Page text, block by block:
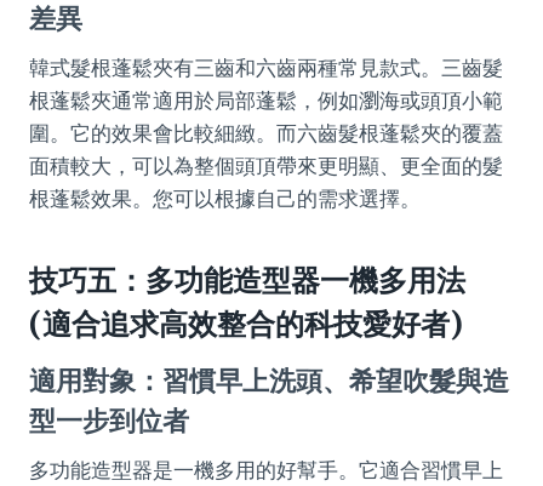
差異
韓式髮根蓬鬆夾有三齒和六齒兩種常見款式。三齒髮
根蓬鬆夾通常適用於局部蓬鬆，例如瀏海或頭頂小範
圍。它的效果會比較細緻。而六齒髮根蓬鬆夾的覆蓋
面積較大，可以為整個頭頂帶來更明顯、更全面的髮
根蓬鬆效果。您可以根據自己的需求選擇。
技巧五：多功能造型器一機多用法
(適合追求高效整合的科技愛好者)
適用對象：習慣早上洗頭、希望吹髮與造
型一步到位者
多功能造型器是一機多用的好幫手。它適合習慣早上